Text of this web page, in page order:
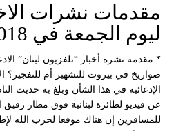
مقدمات نشرات
ليوم الجمعة في 28/9/2018
* مقدمة نشرة أخبار “تلفزيون لبنان”
صواريخ في بيروت للتشهير أم للتفجير؟
الإدعائية في هذا الشأن وبلغ به حديث
عن فيديو لطائرة لبنانية فوق مطار رفيق
للمسافرين إن هناك موقعا لحزب الله